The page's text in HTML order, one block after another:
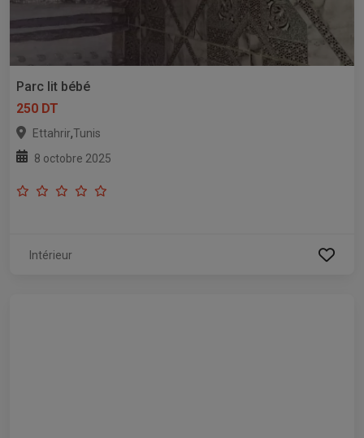
Parc lit bébé
250 DT
Ettahrir,Tunis
8 octobre 2025
Intérieur